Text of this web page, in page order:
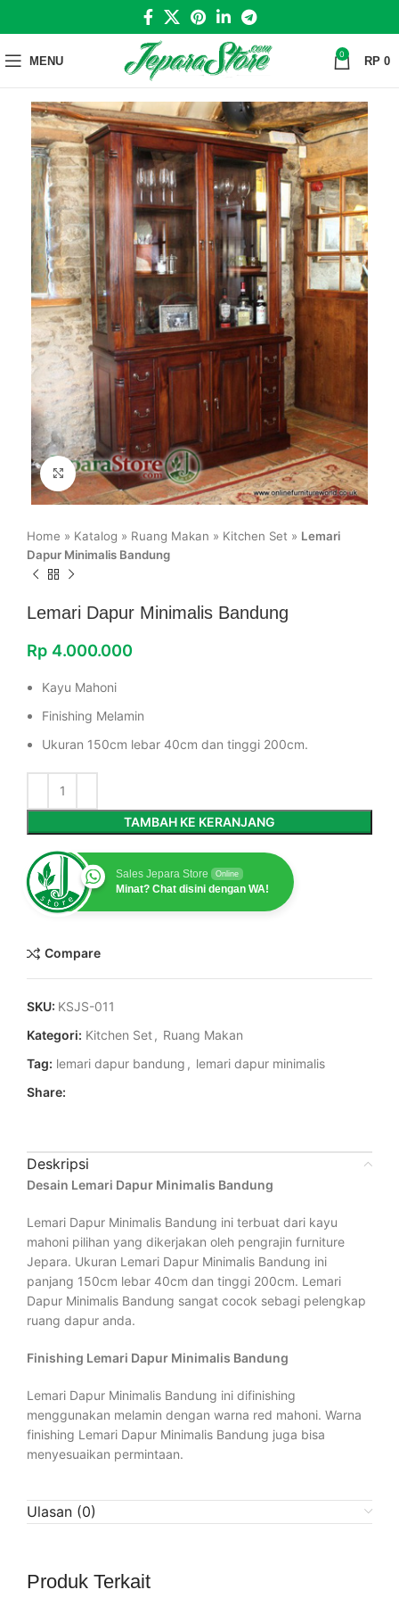
MENU 0 RP 0
Click to enlarge
Home » Katalog » Ruang Makan » Kitchen Set » Lemari
Dapur Minimalis Bandung
Lemari Dapur Minimalis Bandung
Rp 4.000.000
Kayu Mahoni
Finishing Melamin
Ukuran 150cm lebar 40cm dan tinggi 200cm.
TAMBAH KE KERANJANG
Sales Jepara Store Online
Minat? Chat disini dengan WA!
Compare
SKU: KSJS-011
Kategori: Kitchen Set, Ruang Makan
Tag: lemari dapur bandung , lemari dapur minimalis
Share:
Deskripsi
Desain Lemari Dapur Minimalis Bandung
Lemari Dapur Minimalis Bandung ini terbuat dari kayu
mahoni pilihan yang dikerjakan oleh pengrajin furniture
Jepara. Ukuran Lemari Dapur Minimalis Bandung ini
panjang 150cm lebar 40cm dan tinggi 200cm. Lemari
Dapur Minimalis Bandung sangat cocok sebagi pelengkap
ruang dapur anda.
Finishing Lemari Dapur Minimalis Bandung
Lemari Dapur Minimalis Bandung ini difinishing
menggunakan melamin dengan warna red mahoni. Warna
finishing Lemari Dapur Minimalis Bandung juga bisa
menyesuaikan permintaan.
Ulasan (0)
Produk Terkait